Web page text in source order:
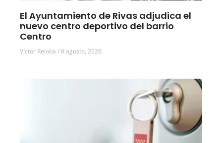
El Ayuntamiento de Rivas adjudica el
nuevo centro deportivo del barrio
Centro
Víctor Reloba 6 agosto, 2026